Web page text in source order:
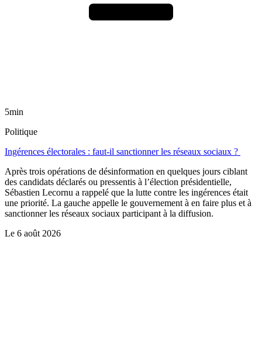
5min
Politique
Ingérences électorales : faut-il sanctionner les réseaux sociaux ?
Après trois opérations de désinformation en quelques jours ciblant
des candidats déclarés ou pressentis à l’élection présidentielle,
Sébastien Lecornu a rappelé que la lutte contre les ingérences était
une priorité. La gauche appelle le gouvernement à en faire plus et à
sanctionner les réseaux sociaux participant à la diffusion.
Le 6 août 2026